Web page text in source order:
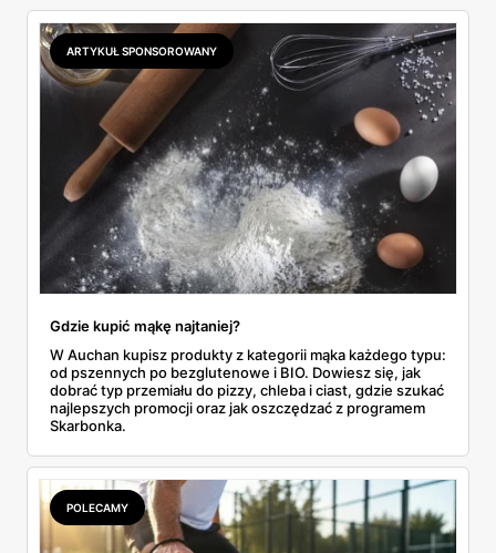
2,99 zł za kilogram, ale wyłącznie w sobotę z aplikacją. Aldi
odpowiada masłem za 2,99 zł. Werdykt w skrócie:
najwięcej wyciśniesz z Biedronki, po świeże warzywa jedź
do Aldi.
ARTYKUŁ SPONSOROWANY
Gdzie kupić mąkę najtaniej?
W Auchan kupisz produkty z kategorii mąka każdego typu:
od pszennych po bezglutenowe i BIO. Dowiesz się, jak
dobrać typ przemiału do pizzy, chleba i ciast, gdzie szukać
najlepszych promocji oraz jak oszczędzać z programem
Skarbonka.
POLECAMY